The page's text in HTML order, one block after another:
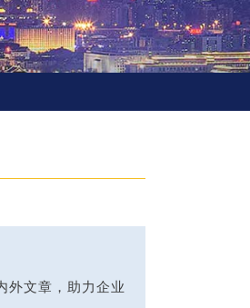
文章，助力企业